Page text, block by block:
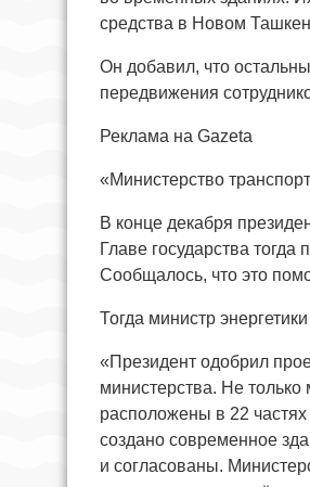
средства в Новом
Он добавил, что
передвижения
Реклама на Gazeta
«Министерство
В конце декабря
Главе государства
Сообщалось, что это
Тогда министр
«Президент одобрил
министерства. Не только
расположены в 22 частях
создано современное
и согласованы.